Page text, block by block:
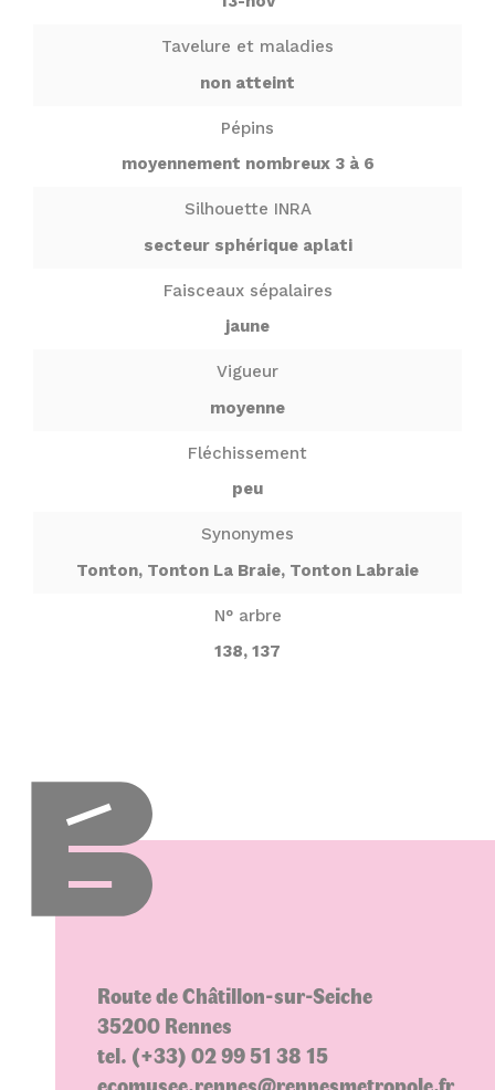
Tavelure et maladies
non atteint
Pépins
moyennement nombreux 3 à 6
Silhouette INRA
secteur sphérique aplati
Faisceaux sépalaires
jaune
Vigueur
moyenne
Fléchissement
peu
Synonymes
Tonton, Tonton La Braie, Tonton Labraie
N° arbre
138, 137
Route de Châtillon-sur-Seiche
35200 Rennes
tel. (+33) 02 99 51 38 15